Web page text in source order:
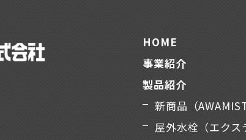
HOME
事業紹介
製品紹介
新商品（AWAMIST
屋外水栓（エクス